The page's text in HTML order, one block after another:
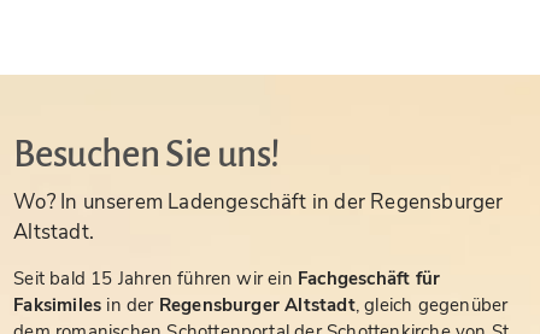
Besuchen Sie uns!
Wo? In unserem Ladengeschäft in der Regensburger
Altstadt.
Seit bald 15 Jahren führen wir ein Fachgeschäft für
Faksimiles in der Regensburger Altstadt, gleich gegenüber